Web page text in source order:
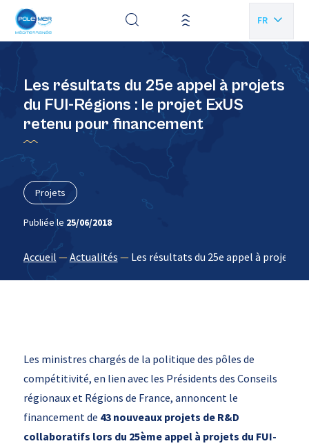
FR
EN
Les résultats du 25e appel à projets
du FUI-Régions : le projet ExUS
retenu pour financement
Projets
Publiée le 25/06/2018
Accueil —Actualités — Les résultats du 25e appel à projets
Les ministres chargés de la politique des pôles de
compétitivité, en lien avec les Présidents des Conseils
régionaux et Régions de France, annoncent le
financement de 43 nouveaux projets de R&D
collaboratifs lors du 25ème appel à projets du FUI-
Panneau de gestion des cookies